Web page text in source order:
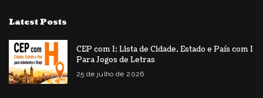
Latest Posts
CEP com I: Lista de Cidade, Estado e País com I
Para Jogos de Letras
25 de julho de 2026